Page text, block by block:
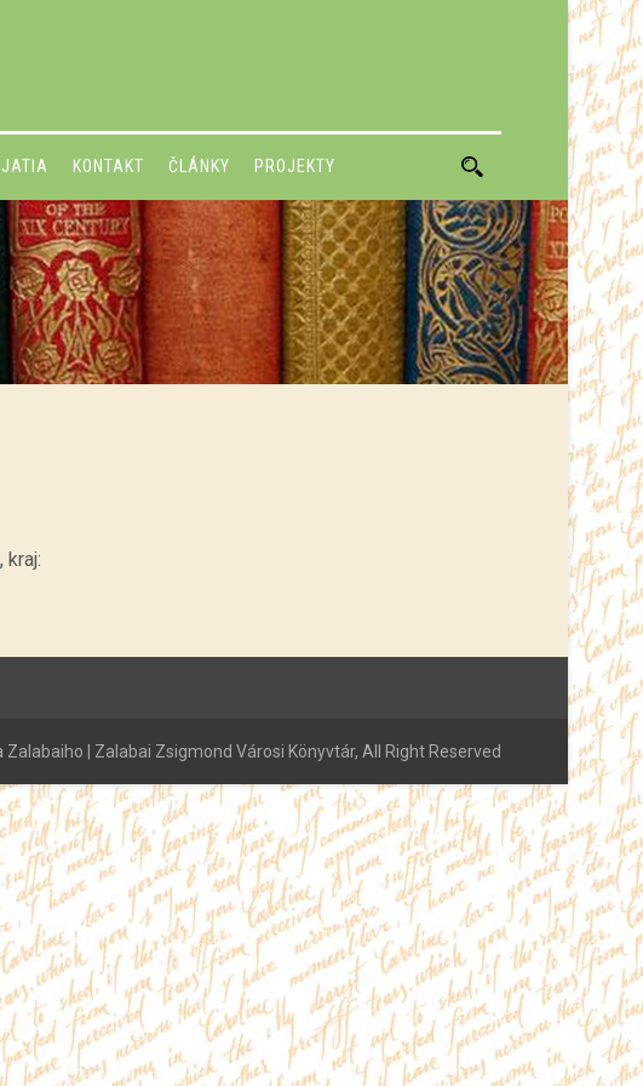
KONTAKT ČLÁNKY PROJEKTY
kraj:
| Zalabai Zsigmond Városi Könyvtár, All Right Reserved